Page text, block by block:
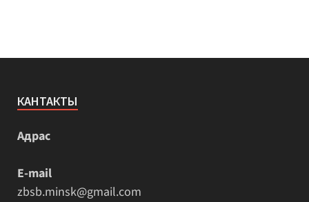
КАНТАКТЫ
Адрас
E-mail
zbsb.minsk@gmail.com